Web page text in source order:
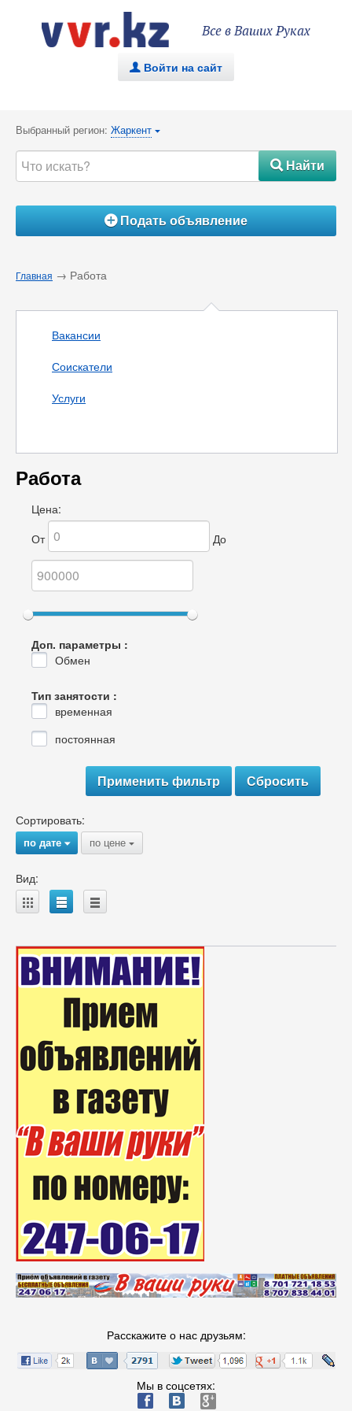
Все в Ваших Руках
. Войти на сайт
Выбранный регион: Жаркент {
#Найти
ÁПодать объявление
Главная → Работа
Вакансии
Соискатели
Услуги
Работа
Цена:
От
До
Доп. параметры :
Обмен
Тип занятости :
временная
постоянная
Сортировать:
по дате{ по цене {
Вид:
A B C
Расскажите о нас друзьям:
Мы в соцсетях:
ä æ è